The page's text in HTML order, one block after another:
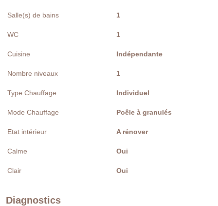
Salle(s) de bains 1
WC 1
Cuisine Indépendante
Nombre niveaux 1
Type Chauffage Individuel
Mode Chauffage Poêle à granulés
Etat intérieur A rénover
Calme Oui
Clair Oui
Diagnostics